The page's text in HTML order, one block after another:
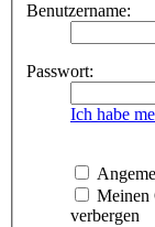
Benutzername:
Passwort:
Ich habe
Meinen
verbergen